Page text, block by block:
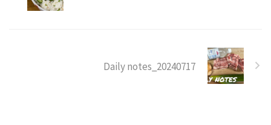
Daily notes_20240717